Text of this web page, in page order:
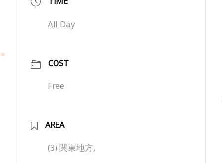
All Day
COST
Free
AREA
(3) 関東地方,